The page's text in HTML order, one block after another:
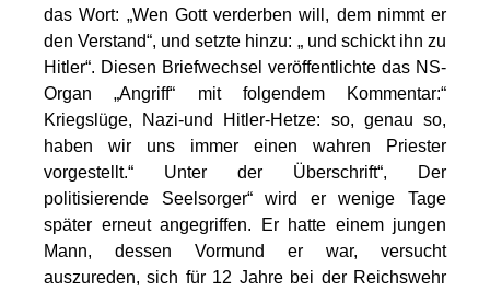
das Wort: „Wen Gott verderben will, dem nimmt er
den Verstand“, und setzte hinzu: „ und schickt ihn zu
Hitler“. Diesen Briefwechsel veröffentlichte das NS-
Organ „Angriff“ mit folgendem Kommentar:“
Kriegslüge, Nazi-und Hitler-Hetze: so, genau so,
haben wir uns immer einen wahren Priester
vorgestellt.“ Unter der Überschrift“, Der
politisierende Seelsorger“ wird er wenige Tage
später erneut angegriffen. Er hatte einem jungen
Mann, dessen Vormund er war, versucht
auszureden, sich für 12 Jahre bei der Reichswehr